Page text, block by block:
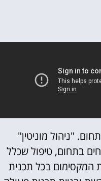
"ניהול מוניטין"
בתחום, טיפול שכלל
המקסימום בכל תכנית